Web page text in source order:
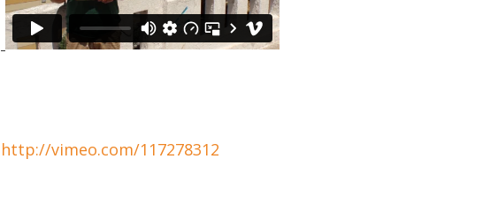
http://vimeo.com/117278312